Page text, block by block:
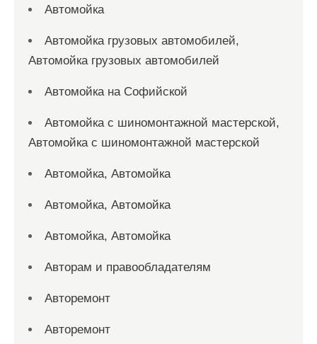
Автомойка
Автомойка грузовых автомобилей,
Автомойка грузовых автомобилей
Автомойка на Софийской
Автомойка с шиномонтажной мастерской,
Автомойка с шиномонтажной мастерской
Автомойка, Автомойка
Автомойка, Автомойка
Автомойка, Автомойка
Авторам и правообладателям
Авторемонт
Авторемонт